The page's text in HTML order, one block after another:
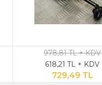
978,81 TL + KDV
618,21 TL + KDV
729,49 TL